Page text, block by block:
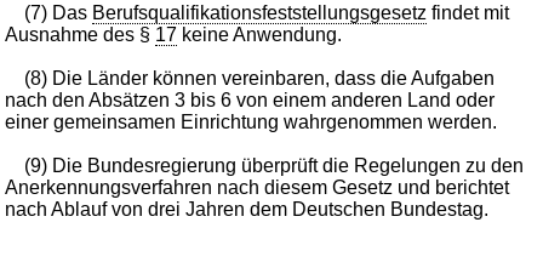
(7) Das Berufsqualifikationsfeststellungsgesetz findet mit
Ausnahme des § 17 keine Anwendung.
(8) Die Länder können vereinbaren, dass die Aufgaben
nach den Absätzen 3 bis 6 von einem anderen Land oder
einer gemeinsamen Einrichtung wahrgenommen werden.
(9) Die Bundesregierung überprüft die Regelungen zu den
Anerkennungsverfahren nach diesem Gesetz und berichtet
nach Ablauf von drei Jahren dem Deutschen Bundestag.